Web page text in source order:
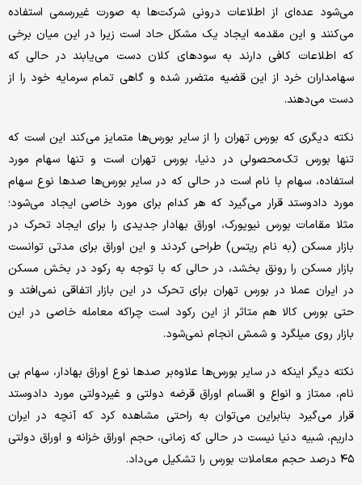
می‌شود عده‌ای از اطلاعات درونی شرکت‌ها به صورت غیر‌رسمی استفاده
می‌کنند و این مقدمه ایجاد یک مشکل حاد است زیرا در این میان برخی
که اطلاعات کافی دارند به سود‌های کلان دست می‌یابند در حالی که
سهامداران خرد از این قضیه متضرر شده و گاهی تمام سرمایه خود را از
دست می‌دهند.
نکته دیگری که بورس تهران را از سایر بورس‌ها متمایز می‌کند این است که
تنها بورس تک‌محصولی در دنیا، بورس تهران است و تنها سهام مورد
استفاده، سهام با نام است در حالی که در سایر بورس‌ها صد‌ها نوع سهام
مورد داد‌و‌ستد قرار می‌گیرد که هر کدام برای مورد خاصی ایجاد می‌شود؛
مثلا مقامات بورس نیویورک، اوراق بهادار جدیدی را برای ایجاد تحرک در
بازار مسکن (به نام ریتس) طراحی کردند و این اوراق برای مدتی توانست
بازار مسکن را رونق بخشد، در حالی که با توجه به رکود در بخش مسکن
در ایران عملا در بورس تهران برای تحرک در این بازار اتفاقی نمی‌افتد و
حتی بورس کالا هم متاثر از این رکود است چراکه معامله خاصی در این
بازار روی میلگرد و شمش انجام نمی‌شود.
نکته دیگر اینکه در سایر بورس‌ها علاوه‌بر صد‌ها نوع اوراق بهادار، سهام بی
نام، ممتاز و انواع و اقسام اوراق قرضه دولتی و غیر‌دولتی مورد داد‌و‌ستد
قرار می‌گیرد بنابراین می‌توان به راحتی مشاهده کرد که آنچه در ایران
داریم، شبیه دنیا نیست در حالی که زمانی، حجم اوراق خزانه و اوراق دولتی
۴۵ درصد حجم معاملات بورس را تشکیل می‌داد.